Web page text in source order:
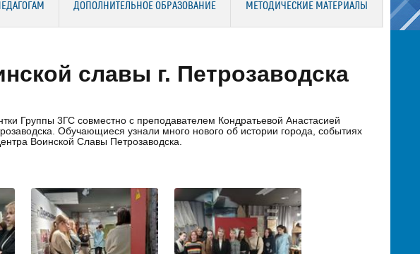
ПЕДАГОГАМ ДОПОЛНИТЕЛЬНОЕ ОБРАЗОВАНИЕ МЕТОДИЧЕСКИЕ МАТЕРИАЛЫ
славы г. Петрозаводска
Группы 3ГС совместно с преподавателем Кондратьевой Анастасией
Обучающиеся узнали много нового об истории города, событиях
Воинской Славы Петрозаводска.